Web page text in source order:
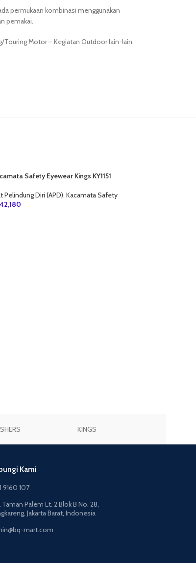
permukaan kombinasi menggunakan
pemakai.
Touring Motor – Kegiatan Outdoor lain-lain.
Safety Eyewear Kings KY1151
Pelindung Diri (APD), Kacamata Safety
KINGS
Kami
9160 107
Taman Palem Lt. 2 Blok B No. 28,
Jakarta Barat, Indonesia
mart.com